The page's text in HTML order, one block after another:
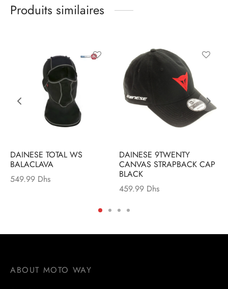
Produits similaires
DAINESE TOTAL WS
BALACLAVA
549.99 Dhs
DAINESE 9TWENTY
CANVAS STRAPBACK CAP
BLACK
459.99 Dhs
ABOUT MOTO WAY